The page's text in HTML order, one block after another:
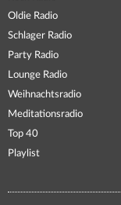
Oldie Radio
Schlager Radio
Party Radio
Lounge Radio
Weihnachtsradio
Meditationsradio
Top 40
Playlist